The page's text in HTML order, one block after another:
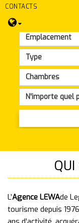
CONTACTS
Emplacement
Type
Chambres
N'importe quel
L’Agence LEWAde
tourisme depuis